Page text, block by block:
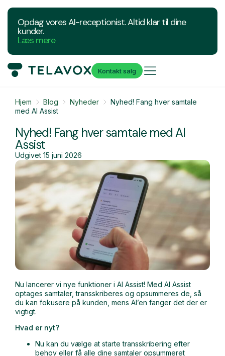
Opdag vores AI-receptionist. Altid klar til dine
kunder.
Læs mere
Kontakt salg
Hjem Blog Nyheder
Nyhed! Fang hver samtale
med AI Assist
Nyhed! Fang hver samtale med AI
Assist
Udgivet 15 juni 2026
Nu lancerer vi nye funktioner i AI Assist! Med AI Assist
optages samtaler, transskriberes og opsummeres de, så
du kan fokusere på kunden, mens AI’en fanger det der er
vigtigt.
Hvad er nyt?
Nu kan du vælge at starte transskribering efter
behov eller få alle dine samtaler opsummeret